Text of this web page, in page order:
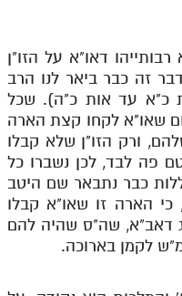
דאו"א על הזו"ן
זה כבר ביאר לנו הרב
כ"א עד אות כ"ה). שכל
שאו"א לקחו קצת הארה
ורק הזו"ן שלא קבלו
פה לבד, לכן נשברו כל
כבר נתבאר שם היטב
כי הארה זו שאו"א קבלו
דאב"א, שה"ס שהיה להם
לקמן בארוכה.